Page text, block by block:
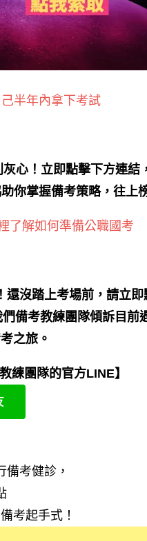
半年內拿下考試
心！立即點擊下方連結
你掌握備考策略，往上
了解如何準備公職國考
還沒踏上考場前，請立
備考教練團隊傾訴目前
之旅。
練團隊的官方LINE】
考健診，
考起手式！